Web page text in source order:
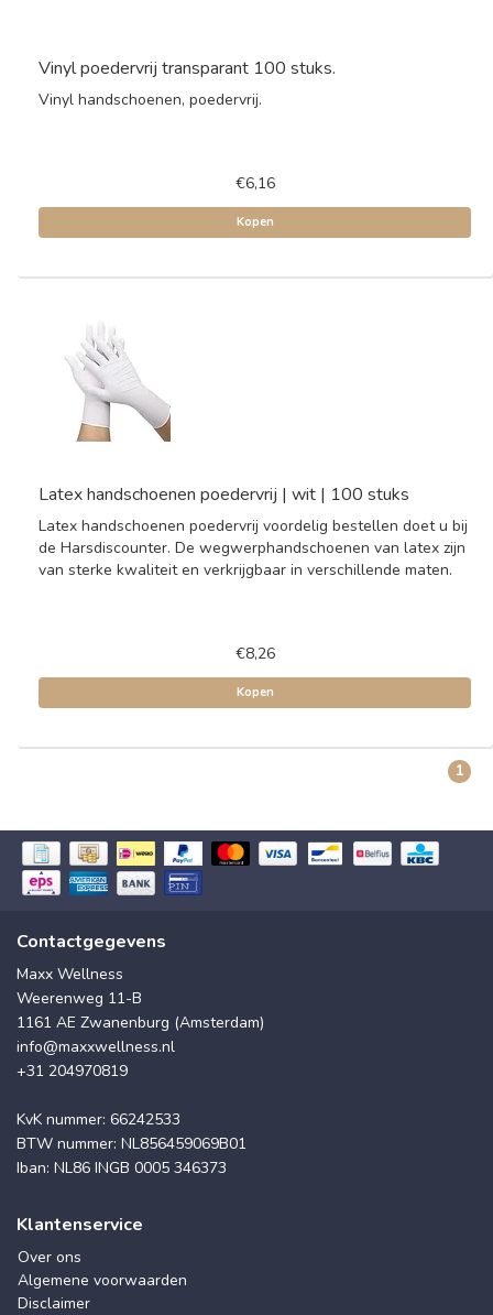
Vinyl poedervrij transparant 100 stuks.
Vinyl handschoenen, poedervrij.
€6,16
Kopen
Latex handschoenen poedervrij | wit | 100 stuks
Latex handschoenen poedervrij voordelig bestellen doet u bij
de Harsdiscounter. De wegwerphandschoenen van latex zijn
van sterke kwaliteit en verkrijgbaar in verschillende maten.
€8,26
Kopen
1
Contactgegevens
Maxx Wellness
Weerenweg 11-B
1161 AE Zwanenburg (Amsterdam)
info@maxxwellness.nl
+31 204970819
KvK nummer: 66242533
BTW nummer: NL856459069B01
Iban: NL86 INGB 0005 346373
Klantenservice
Over ons
Algemene voorwaarden
Disclaimer